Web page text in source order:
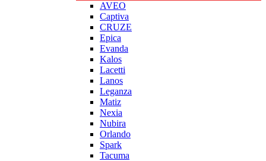
AVEO
Captiva
CRUZE
Epica
Evanda
Kalos
Lacetti
Lanos
Leganza
Matiz
Nexia
Nubira
Orlando
Spark
Tacuma